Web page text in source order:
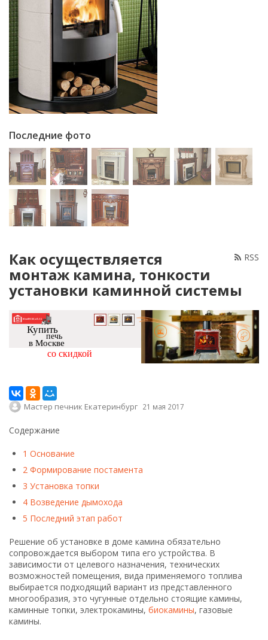
Как осуществляется
монтаж камина, тонкости
установки каминной системы
в Москве
со скидкой
Мастер печник Екатеринбург
Содержание
2Формирование постамента
3Установка топки
4Возведение дымохода
Решение об установке в доме камина обязательно
сопровождается выбором типа его устройства. В
зависимости от целевого назначения, технических
возможностей помещения, вида применяемого топлива
многообразия, это чугунные отдельно стоящие камины,
каминные топки, электрокамины,
камины.
Но приобретение устройства еще не означает финала
на вызов мастера, для каждого вида предопределена
установка камина своими руками. Зачастую выбор падает
встроить в подготовленный корпус в доме.